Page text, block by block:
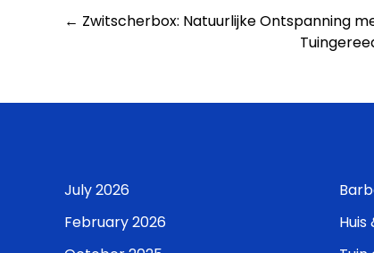
Post
← Zwitscherbox: Natuurlijke Ontspanning
July 2026
February 2026
Huis